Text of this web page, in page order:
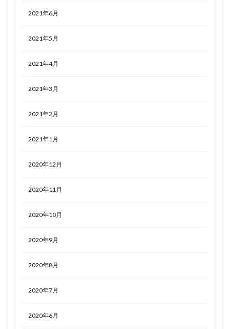
2021年6月
2021年5月
2021年4月
2021年3月
2021年2月
2021年1月
2020年12月
2020年11月
2020年10月
2020年9月
2020年8月
2020年7月
2020年6月